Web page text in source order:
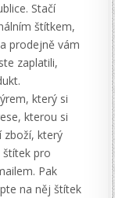
Stačí
štítkem,
prodejně vám
zaplatili,
který si
kterou si
zboží, který
štítek pro
Pak
na něj štítek